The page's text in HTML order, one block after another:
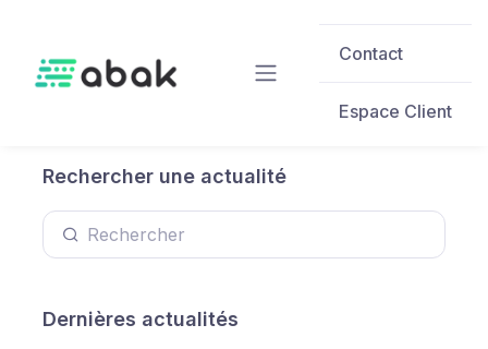
Contact
Espace Client
Rechercher une actualité
Dernières actualités